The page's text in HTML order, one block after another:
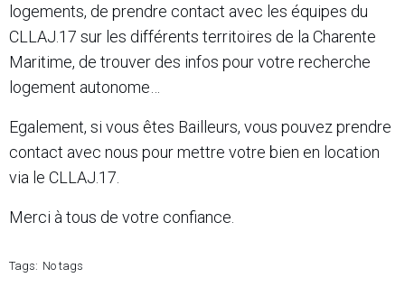
logements, de prendre contact avec les équipes du
CLLAJ.17 sur les différents territoires de la Charente
Maritime, de trouver des infos pour votre recherche
logement autonome…
Egalement, si vous êtes Bailleurs, vous pouvez prendre
contact avec nous pour mettre votre bien en location
via le CLLAJ.17.
Merci à tous de votre confiance.
Tags: No tags